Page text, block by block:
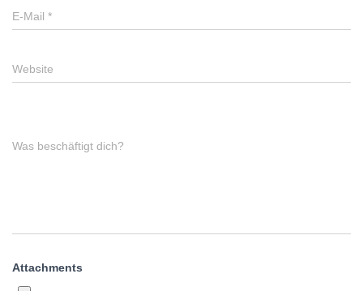
E-Mail *
Website
Was beschäftigt dich?
Attachments